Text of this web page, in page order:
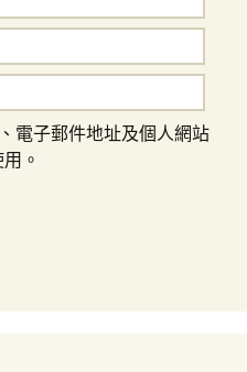
電子郵件地址及個人網站
。